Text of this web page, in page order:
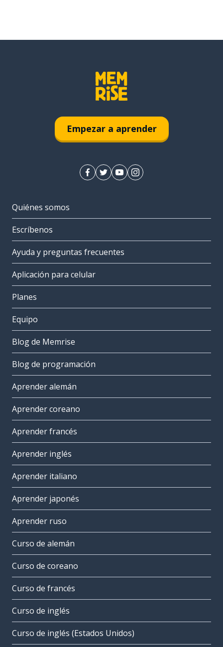
Empezar a aprender
Quiénes somos
Escríbenos
Ayuda y preguntas frecuentes
Aplicación para celular
Planes
Equipo
Blog de Memrise
Blog de programación
Aprender alemán
Aprender coreano
Aprender francés
Aprender inglés
Aprender italiano
Aprender japonés
Aprender ruso
Curso de alemán
Curso de coreano
Curso de francés
Curso de inglés
Curso de inglés (Estados Unidos)